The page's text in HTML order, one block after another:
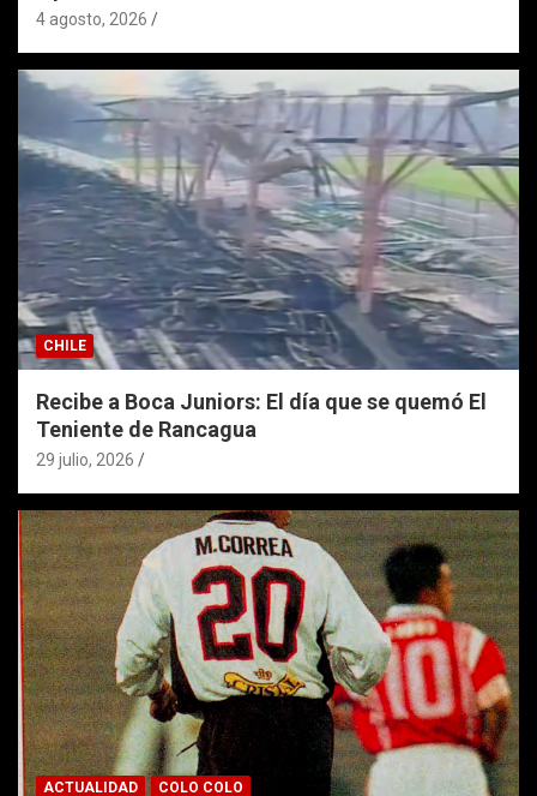
4 agosto, 2026
CHILE
Recibe a Boca Juniors: El día que se quemó El
Teniente de Rancagua
29 julio, 2026
ACTUALIDAD COLO COLO